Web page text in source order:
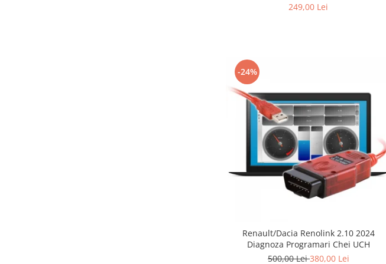
249,00 Lei
-24%
Renault/Dacia Renolink 2.10 2024
Diagnoza Programari Chei UCH
500,00 Lei380,00 Lei